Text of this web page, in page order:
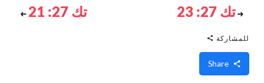
تك 27: 23 تك 27: 21
للمشاركة